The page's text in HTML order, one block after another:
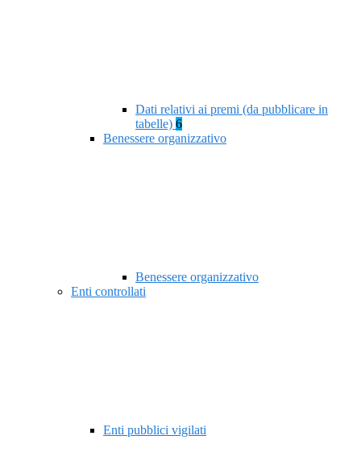
Dati relativi ai premi (da pubblicare in
tabelle) 6
Benessere organizzativo
Benessere organizzativo
Enti controllati
Enti pubblici vigilati